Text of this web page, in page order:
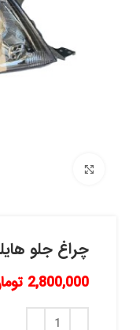
چراغ جلو هايلوكس
2,800,000